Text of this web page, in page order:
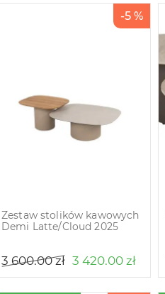
-5 %
Zestaw stolików kawowych
Demi Latte/Cloud 2025
3 600.00zł 3 420.00 zł